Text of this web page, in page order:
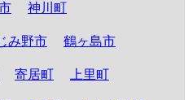
神川町
み野市 鶴ヶ島市
寄居町 上里町